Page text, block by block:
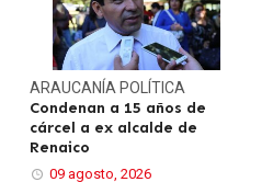
ARAUCANÍA POLÍTICA
Condenan a 15 años de
cárcel a ex alcalde de
Renaico
09 agosto, 2026